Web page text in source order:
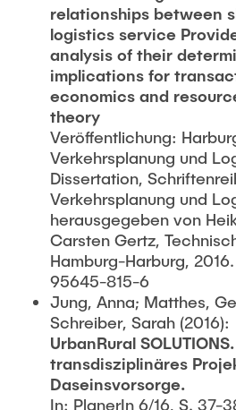
relationships between
logistics service
analysis of their
implications for
economics and
theory
Veröffentlichung:
Verkehrsplanung und
Dissertation,
Verkehrsplanung und
herausgegeben von
Carsten Gertz,
Hamburg-Harburg,
95645-815-6
Jung, Anna; Matthes,
Schreiber, Sarah (2016):
UrbanRural
transdisziplinäres
Daseinsvorsorge.
In: PlanerIn 6/16, S. 37-